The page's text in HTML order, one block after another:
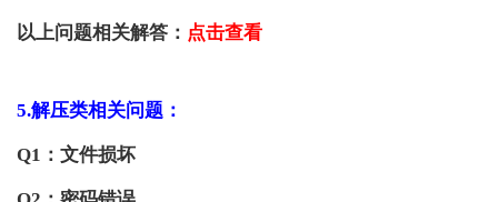
以上问题相关解答： 点击查看
5.解压类相关问题：
Q1：文件损坏